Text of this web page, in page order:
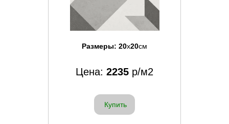
Размеры: 20x20см
Цена: 2235 р/м2
Купить